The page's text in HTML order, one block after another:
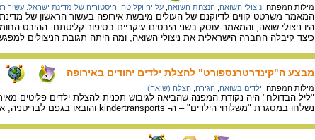
מילות המפתח: ניצולי השואה הנצחת השואה עלייה וקליטה היסטוריה של מדינת ישראל. עשור
המאמר משרטט קווים לדיוקנם של העולים מיבשת אירופה בעשור הראשון של
היו ניצולי שואה, והמאמר עוסק בשני היבטים עיקריים בסיפור קליטתם. ההיבט
כיצד קיבלה החברה הישראלית את ניצולי השואה, ומה היתה תגובת הניצולים
מבצע ה"קינדרטרנספורט" להצלת ילדים יהודים באירופה
מילות המפתח: ילדים בשואה הגירה הצלה (שואה)
נשלחו במסגרת "משלוחי הילדים" – ה- kindertransports והובאו בגפם לבריטניה, ארצות־הברית, שווייץ ושוודיה.